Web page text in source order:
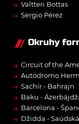
→ Valtteri Bottas
→ Sergio Pérez
Okruhy
→ Circuit of the
→ Autódromo
→ Sachír - Bahrajn
→ Baku -
→ Barcelona -
→ Džidda -